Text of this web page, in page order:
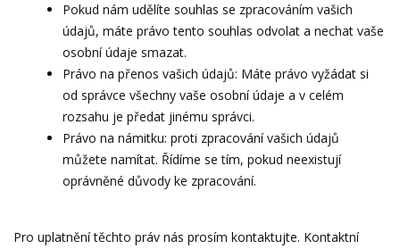
Pokud nám udělíte souhlas se zpracováním vašich
údajů, máte právo tento souhlas odvolat a nechat vaše
osobní údaje smazat.
Právo na přenos vašich údajů: Máte právo vyžádat si
od správce všechny vaše osobní údaje a v celém
rozsahu je předat jinému správci.
Právo na námitku: proti zpracování vašich údajů
můžete namítat. Řídíme se tím, pokud neexistují
oprávněné důvody ke zpracování.
Pro uplatnění těchto práv nás prosím kontaktujte. Kontaktní